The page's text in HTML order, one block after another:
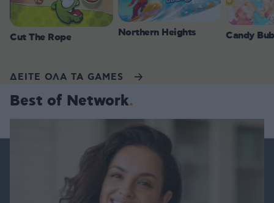
Cut The Rope Northern Heights Candy
ΔΕΙΤΕ ΟΛΑ ΤΑ GAMES
Best of Network